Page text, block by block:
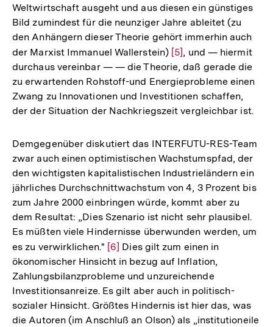
Weltwirtschaft ausgeht und aus diesen ein günstiges
Bild zumindest für die neunziger Jahre ableitet (zu
den Anhängern dieser Theorie gehört immerhin auch
der Marxist Immanuel Wallerstein) Zur
Auflösung
der
Fußnote
[5], und — hiermit
durchaus vereinbar — — die Theorie, daß gerade die
zu erwartenden Rohstoff-und Energieprobleme einen
Zwang zu Innovationen und Investitionen schaffen,
der der Situation der Nachkriegszeit vergleichbar ist.
Demgegenüber diskutiert das INTERFUTU-RES-Team
zwar auch einen optimistischen Wachstumspfad, der
den wichtigsten kapitalistischen Industrieländern ein
jährliches Durchschnittwachstum von 4, 3 Prozent bis
zum Jahre 2000 einbringen würde, kommt aber zu
dem Resultat: „Dies Szenario ist nicht sehr plausibel.
Es müßten viele Hindernisse überwunden werden, um
es zu verwirklichen." Zur
Auflösung
der
Fußnote
[6] Dies gilt zum einen in
ökonomischer Hinsicht in bezug auf Inflation,
Zahlungsbilanzprobleme und unzureichende
Investitionsanreize. Es gilt aber auch in politisch-
sozialer Hinsicht. Größtes Hindernis ist hier das, was
die Autoren (im Anschluß an Olson) als „institutioneile